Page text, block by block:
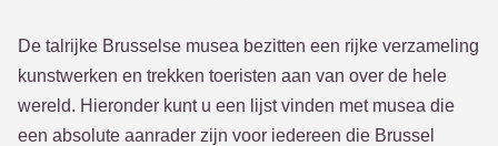
De talrijke Brusselse musea bezitten een rijke verzameling
kunstwerken en trekken toeristen aan van over de hele
wereld. Hieronder kunt u een lijst vinden met musea die
een absolute aanrader zijn voor iedereen die Brussel